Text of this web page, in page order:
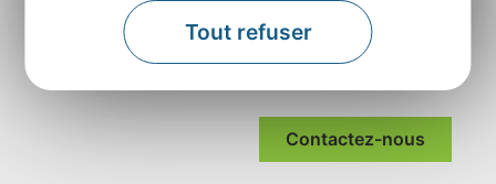
Tout refuser
Agence Départementale de l’Attractivité et du
Contactez-nous